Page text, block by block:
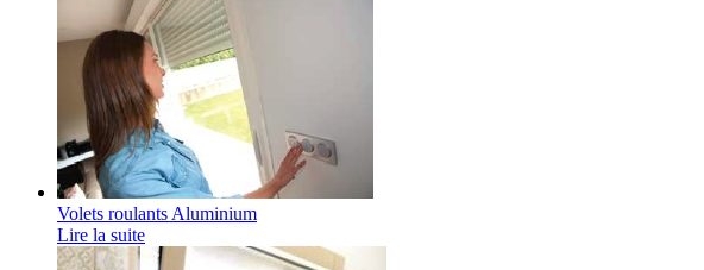
Volets roulants Aluminium
Lire la suite